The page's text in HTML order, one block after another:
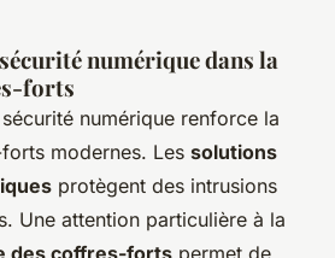
numérique dans la
forts
numérique renforce la
modernes. Les solutions
protègent des intrusions
Une attention particulière à la
des coffres-forts permet de